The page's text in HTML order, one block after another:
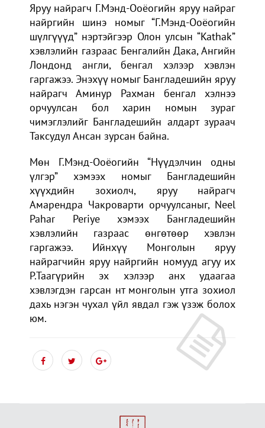
Яруу найрагч Г.Мэнд-Ооёогийн яруу найраг
найргийн шинэ номыг “Г.Мэнд-Ооёогийн
шүлгүүүд” нэртэйгээр Олон улсын “Kathak”
хэвлэлийн газраас Бенгалийн Дака, Ангийн
Лондонд англи, бенгал хэлээр хэвлэн
гаргажээ. Энэхүү номыг Бангладешийн яруу
найрагч Аминур Рахман бенгал хэлнээ
орчуулсан бол харин номын зураг
чимэглэлийг Бангладешийн алдарт зураач
Таксудул Ансан зурсан байна.
Мөн Г.Мэнд-Ооёогийн “Нүүдэлчин одны
үлгэр” хэмээх номыг Бангладешийн
хүүхдийн зохиолч, яруу найрагч
Амарендра Чакроварти орчуулсаныг, Neel
Pahar Periye хэмээх Бангладешийн
хэвлэлийн газраас өнгөтөөр хэвлэн
гаргажээ. Ийнхүү Монголын яруу
найрагчийн яруу найргийн номууд агуу их
Р.Таагүрийн эх хэлээр анх удаагаа
хэвлэгдэн гарсан нт монголын утга зохиол
дахь нэгэн чухал үйл явдал гэж үзэж болох
юм.